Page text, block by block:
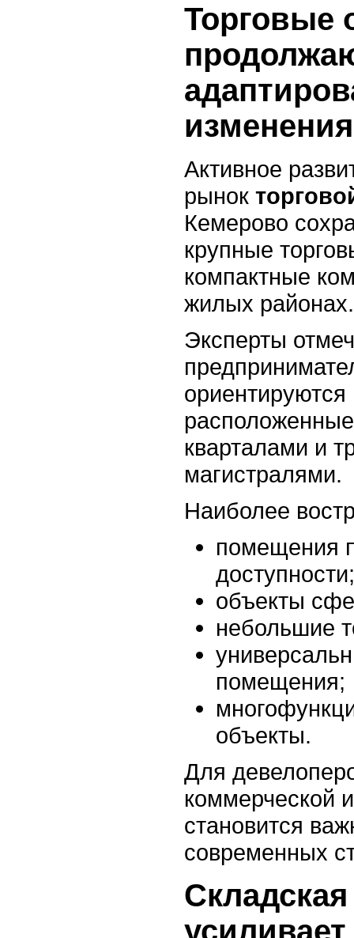
Торговые
Активное
рынок
Кемерово
крупные
компактные
жилых районах.
Эксперты
кварталами и
магистралями.
Наиболее
помещения
доступности;
объекты
небольшие
помещения;
объекты.
Для
коммерческой
становится
современных